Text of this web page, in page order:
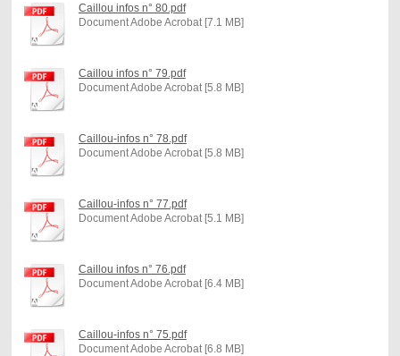
Caillou infos n° 80.pdf
Document Adobe Acrobat [7.1 MB]
Caillou infos n° 79.pdf
Document Adobe Acrobat [5.8 MB]
Caillou-infos n° 78.pdf
Document Adobe Acrobat [5.8 MB]
Caillou-infos n° 77.pdf
Document Adobe Acrobat [5.1 MB]
Caillou infos n° 76.pdf
Document Adobe Acrobat [6.4 MB]
Caillou-infos n° 75.pdf
Document Adobe Acrobat [6.8 MB]